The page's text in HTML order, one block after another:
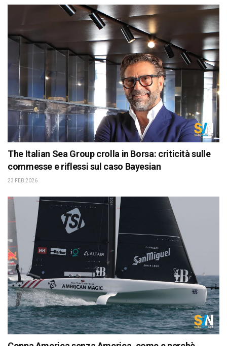
The Italian Sea Group crolla in Borsa: criticità sulle
commesse e riflessi sul caso Bayesian
23 FEB 2026